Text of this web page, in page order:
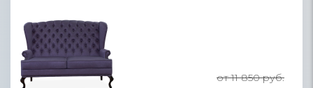
от 11 850 руб.